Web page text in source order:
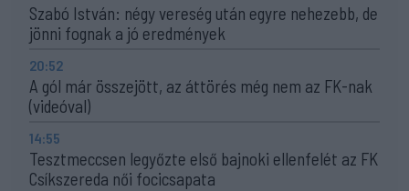
Szabó István: négy vereség után egyre nehezebb, de
jönni fognak a jó eredmények
20:52
A gól már összejött, az áttörés még nem az FK-nak
(videóval)
14:55
Tesztmeccsen legyőzte első bajnoki ellenfelét az FK
Csíkszereda női focicsapata